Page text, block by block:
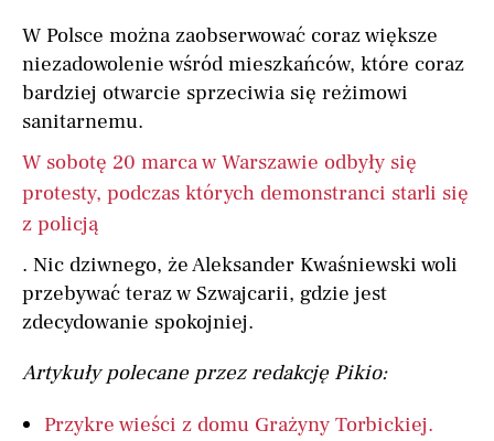
W Polsce można zaobserwować coraz większe
niezadowolenie wśród mieszkańców, które coraz
bardziej otwarcie sprzeciwia się reżimowi
sanitarnemu.
W sobotę 20 marca w Warszawie odbyły się
protesty, podczas których demonstranci starli się
z policją
. Nic dziwnego, że Aleksander Kwaśniewski woli
przebywać teraz w Szwajcarii, gdzie jest
zdecydowanie spokojniej.
Artykuły polecane przez redakcję Pikio:
Przykre wieści z domu Grażyny Torbickiej.